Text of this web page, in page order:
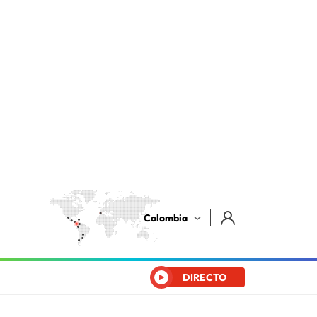
Colombia
DIRECTO